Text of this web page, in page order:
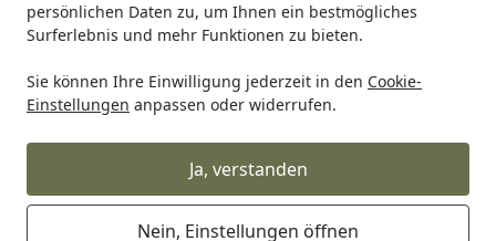
persönlichen Daten zu, um Ihnen ein bestmögliches
Surferlebnis und mehr Funktionen zu bieten.
Sie können Ihre Einwilligung jederzeit in den Cookie-
Einstellungen anpassen oder widerrufen.
Ja, verstanden
Nein, Einstellungen öffnen
Starterset (Gesamtwert bis 468,99€)
Startseite
RK Rk Kettenschlösser RK Kettenschloss 428XSO
RK Kettenschloss 428XSO